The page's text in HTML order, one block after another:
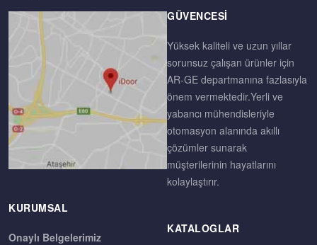
KURUMSAL
Onaylı Belgelerimiz
GÜVENCESI
Yüksek kaliteli ve uzun yıllar
sorunsuz çalışan ürünler için
AR-GE departmanına fazlasıyla
önem vermektedir.Yerli ve
yabancı mühendisleriyle
otomasyon alanında akıllı
çözümler sunarak
müşterilerinin hayatlarını
kolaylaştırır.
KATALOGLAR